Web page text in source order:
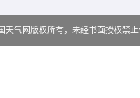
天气网版权所有，未经书面授权